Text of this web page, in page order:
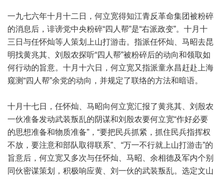
一九七六年十月十二日，何立宽得知江青反革命集团被粉碎
的消息后，诽谤党中央粉碎“四人帮”是“右派政变”。十月十
三日与任怀灿等人策划上山打游击。指派任怀灿、马昭去昆
明找黄兆其、刘殷农探听“四人帮”被粉碎后的动向和领取如
何行动的旨意。十月十六日，何立宽又指派童永昌赶赴上海
窥测“四人帮”余党的动向，并规定了联络的方法和暗语。
十月十七日，任怀灿、马昭向何立宽汇报了黄兆其、刘殷农
一伙准备发动武装叛乱的阴谋和刘殷农要何立宽“作好必要
的思想准备和物质准备”，“要把民兵抓紧，抓住民兵指挥权
不放，要注意和部队取得联系”、“万一不行就上山打游击”的
旨意后，何立宽又多次与任怀灿、马昭、余相德及军内个别
同伙密谋策划，积极响应黄、刘一伙的武装叛乱。选定文山